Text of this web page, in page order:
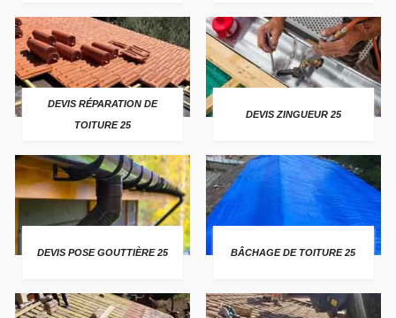
DEVIS RÉPARATION DE
TOITURE 25
DEVIS ZINGUEUR 25
DEVIS POSE GOUTTIÈRE 25 BÂCHAGE DE TOITURE 25